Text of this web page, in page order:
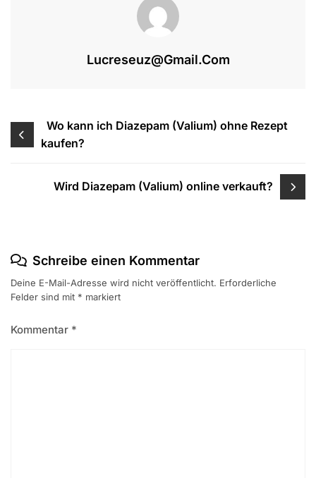
Lucreseuz@gmail.com
Beitragsnavigation
Wo kann ich Diazepam (Valium) ohne Rezept
kaufen?
Wird Diazepam (Valium) online verkauft?
Schreibe einen Kommentar
Deine E-Mail-Adresse wird nicht veröffentlicht. Erforderliche
Felder sind mit * markiert
Kommentar *